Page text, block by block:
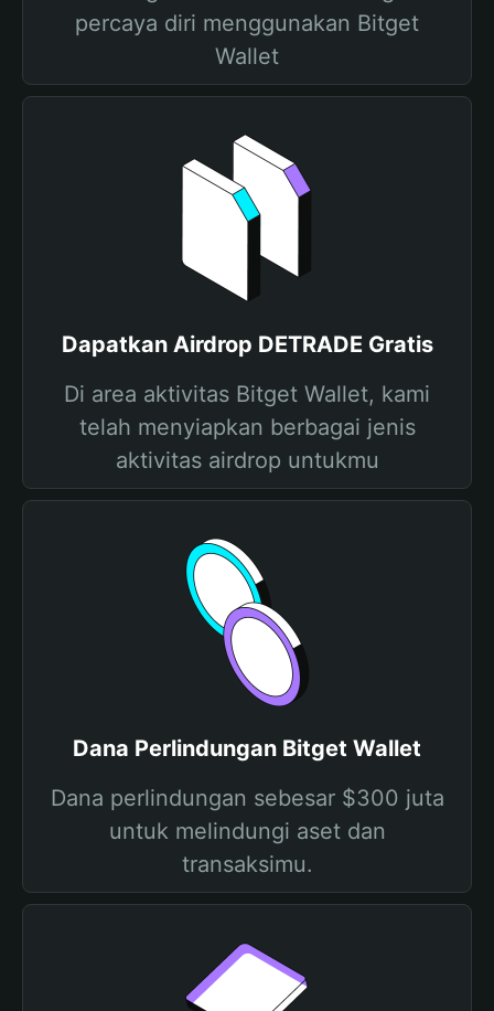
percaya diri menggunakan Bitget
Wallet
Dapatkan Airdrop DETRADE Gratis
Di area aktivitas Bitget Wallet, kami
telah menyiapkan berbagai jenis
aktivitas airdrop untukmu
Dana Perlindungan Bitget Wallet
Dana perlindungan sebesar $300 juta
untuk melindungi aset dan
transaksimu.